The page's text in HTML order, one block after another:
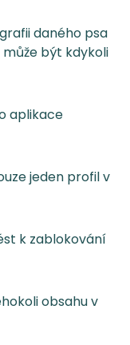
daného psa
být kdykoli
aplikace
jeden profil v
k zablokování
obsahu v